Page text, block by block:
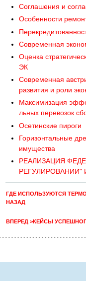
Соглашения и
Особенности
Современная
Оценка
ЭК
Современная
развития и роли
Максимизация
льных перевозок
Осетинские пироги
Горизонтальные
имущества
РЕАЛИЗАЦИЯ
ГДЕ ИСПОЛЬЗУЮТСЯ
НАЗАД
ВПЕРЕД >КЕЙСЫ